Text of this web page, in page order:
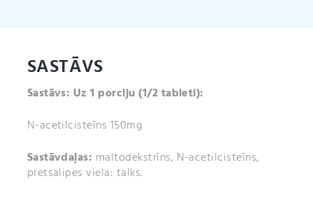
SASTĀVS
Sastāvs: Uz 1 porciju (1/2 tableti):
N-acetilcisteīns 150mg
Sastāvdaļas: maltodekstrīns, N-acetilcisteīns,
pretsalipes viela: talks.